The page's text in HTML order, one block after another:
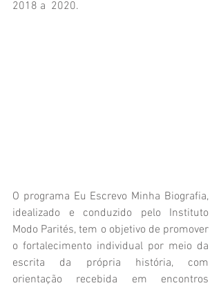
2018 a  2020.
O programa Eu Escrevo Minha Biografia,
idealizado e conduzido pelo Instituto
Modo Parités, tem o objetivo de promover
o fortalecimento individual por meio da
escrita da própria história, com
orientação recebida em encontros